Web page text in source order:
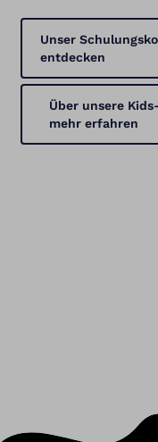
Unser
entdecken
Über unsere
mehr erfahren